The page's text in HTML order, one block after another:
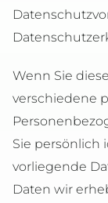
Wenn Sie
verschiedene
Sie persönlich
vorliegende
Daten wir